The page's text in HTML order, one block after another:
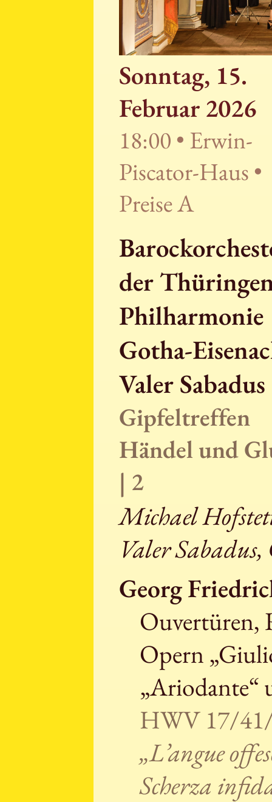
Sonntag, 15.
Februar 2026
18:00 • Erwin-
Piscator-Haus •
Preise A
der
Philharmonie
Gotha-
Valer Sabadus
Gipfeltreffen
Händel und
| 2
Michael
Valer
Georg
Ouvertüren,
Opern
„Ariodante“
HWV 17/
„L’angue
Scherza